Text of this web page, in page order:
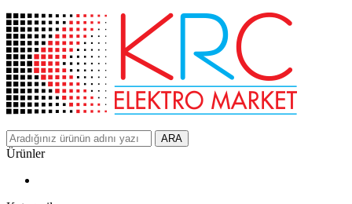
ARA
Ürünler